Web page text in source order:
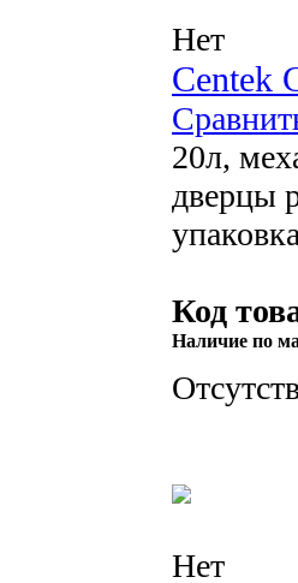
Нет
Centek
20л,
дверцы
Код
Наличие по
Нет